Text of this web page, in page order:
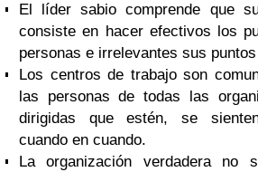
El líder sabio comprende que
consiste en hacer efectivos los
personas e irrelevantes sus
Los centros de trabajo son
las personas de todas las
dirigidas que estén, se
cuando en cuando.
La organización verdadera